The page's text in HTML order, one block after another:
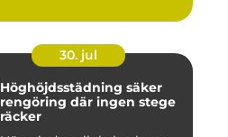
30. jul
Höghöjdsstädning säker
rengöring där ingen stege
räcker